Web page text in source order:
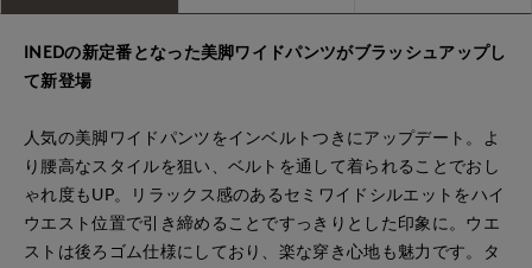
INEDの新定番となった美脚ワイドパンツがブラッシュアップし
て新登場
人気の美脚ワイドパンツをインベルトつきにアップデート。よ
り腰高なスタイルを狙い、ベルトを通して着られることでおし
ゃれ度もUP。リラックス感のあるセミワイドシルエットをハイ
ウエスト位置で引き締めることですっきりとした印象に。ウエ
ストは後ろゴム仕様にしており、楽な穿き心地も魅力です。タ